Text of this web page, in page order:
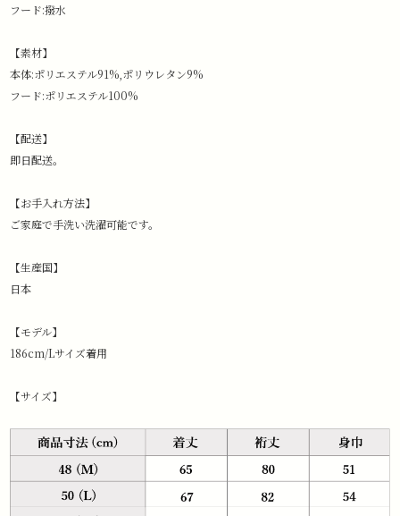
フード:撥水
【素材】
本体:ポリエステル91%,ポリウレタン9%
フード:ポリエステル100%
【配送】
即日配送。
【お手入れ方法】
ご家庭で手洗い洗濯可能です。
【生産国】
日本
【モデル】
186cm/Lサイズ着用
【サイズ】